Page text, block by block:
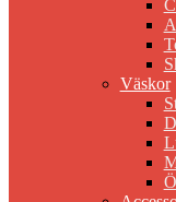
Väskor